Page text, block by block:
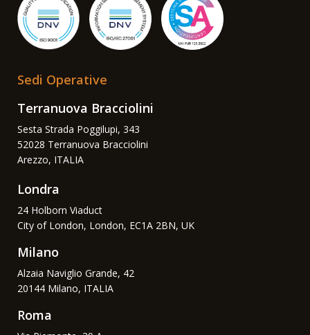
Sedi Operative
Terranuova Bracciolini
Sesta Strada Poggilupi, 343
52028 Terranuova Bracciolini
Arezzo, ITALIA
Londra
24 Holborn Viaduct
City of London, London, EC1A 2BN, UK
Milano
Alzaia Naviglio Grande, 42
20144 Milano, ITALIA
Roma